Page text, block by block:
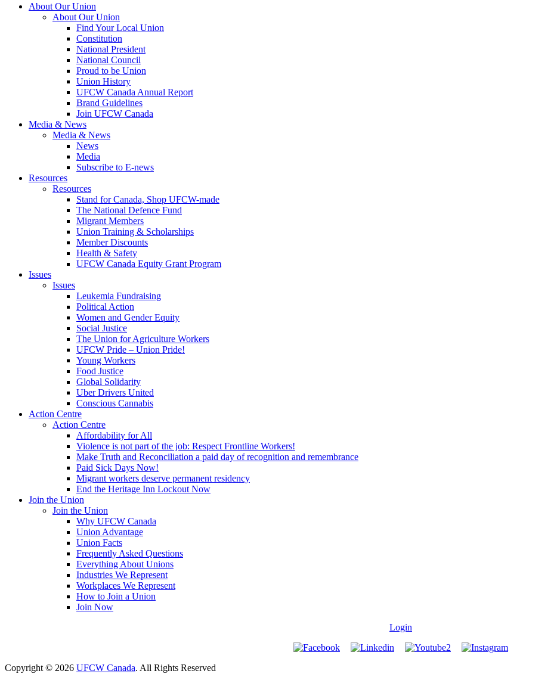
About Our Union
About Our Union
Find Your Local Union
Constitution
National President
National Council
Proud to be Union
Union History
UFCW Canada Annual Report
Brand Guidelines
Join UFCW Canada
Media & News
Media & News
News
Media
Subscribe to E-news
Resources
Resources
Stand for Canada, Shop UFCW-made
The National Defence Fund
Migrant Members
Union Training & Scholarships
Member Discounts
Health & Safety
UFCW Canada Equity Grant Program
Issues
Issues
Leukemia Fundraising
Political Action
Women and Gender Equity
Social Justice
The Union for Agriculture Workers
UFCW Pride – Union Pride!
Young Workers
Food Justice
Global Solidarity
Uber Drivers United
Conscious Cannabis
Action Centre
Action Centre
Affordability for All
Violence is not part of the job: Respect Frontline Workers!
Make Truth and Reconciliation a paid day of recognition and remembrance
Paid Sick Days Now!
Migrant workers deserve permanent residency
End the Heritage Inn Lockout Now
Join the Union
Join the Union
Why UFCW Canada
Union Advantage
Union Facts
Frequently Asked Questions
Everything About Unions
Industries We Represent
Workplaces We Represent
How to Join a Union
Join Now
Login
Copyright © 2026 UFCW Canada. All Rights Reserved